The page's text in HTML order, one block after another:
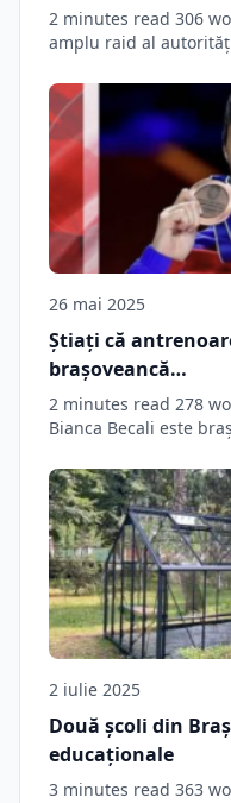
2 minutes read 306
amplu raid al
26 mai 2025
Știați că
brașoveancă…
2 minutes read 278
Bianca Becali este
2 iulie 2025
Două școli din
educaționale
3 minutes read 363